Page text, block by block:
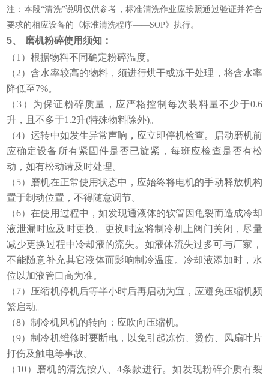
注：本段“清洗”说明仅供参考，标准清洗作业应按照通过验证并符合
要求的相应设备的《标准清洗程序——SOP》执行。
5、
磨机粉碎使用须知：
（1）根据物料不同确定粉碎温度。
（2）含水率较高的物料，须进行烘干或冻干处理，将含水率
降低至7%。
（3）为保证粉碎质量，应严格控制每次装料量不少于0.6
升，且不多于1.2升(特殊物料除外)。
（4）运转中如发生异常声响，应立即停机检查。启动磨机前
应确定设备所有紧固件是否已旋紧，每班应检查是否有松
动，如有松动请及时处理。
（5）磨机在正常使用状态中，应始终将电机的手动释放机构
置于制动位置，不得随意调节。
（6）在使用过程中，如发现通液体的软管因龟裂而造成冷却
液泄漏时应及时更换。更换时应将制冷机上阀门关闭，尽量
减少更换过程中冷却液的流失。如液体流失过多可与厂家，
不能随意补充其它液体而影响制冷温度。冷却液添加时，水
位以加液管口高为准。
（7）压缩机停机后等半小时后再启动为宜，应避免压缩机频
繁启动。
（8）制冷机风机的转向：应吹向压缩机。
（9）制冷机维修时要断电，以免引起冻伤、烫伤、风扇叶片
打伤及触电等事故。
（10）磨机的清洗按八、4条款进行。如发现粉碎介质有裂